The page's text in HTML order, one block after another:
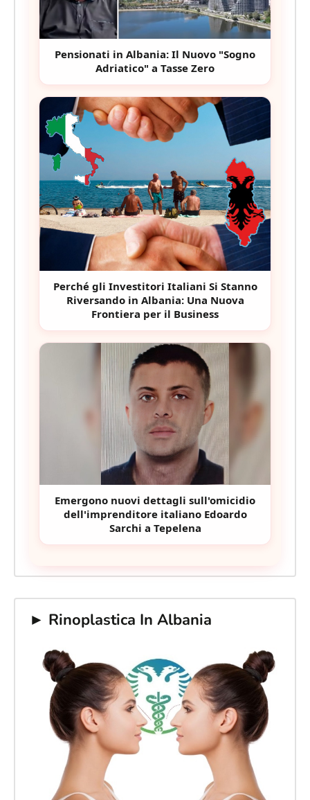
Pensionati in Albania: Il Nuovo "Sogno
Adriatico" a Tasse Zero
Perché gli Investitori Italiani Si Stanno
Riversando in Albania: Una Nuova
Frontiera per il Business
Emergono nuovi dettagli sull'omicidio
dell'imprenditore italiano Edoardo
Sarchi a Tepelena
► Rinoplastica In Albania